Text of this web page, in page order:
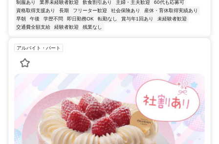
制服あり 業界未経験者歓迎 飲食割引あり 主婦・主夫歓迎
60代も応募可
資格取得支援あり
長期 フリーター歓迎 社会保険あり
産休・育休取得実績あり
早朝
午後 学歴不問 即日勤務OK 転勤なし 賞与年1回あり
未経験者歓迎
交通費全額支給
経験者歓迎 残業なし
アルバイト・パート